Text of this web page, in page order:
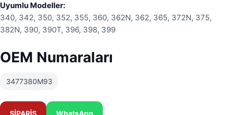
Uyumlu Modeller:
340, 342, 350, 352, 355, 360, 362N, 362, 365, 372N, 375,
382N, 390, 390T, 396, 398, 399
OEM Numaraları
3477380M93
SİPARİŞ WhatsApp